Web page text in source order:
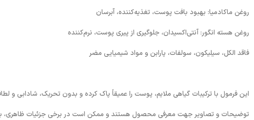
روغن ماکادمیا: بهبود بافت پوست، تغذیه‌کننده، آبرسان
روغن هسته انگور: آنتی‌اکسیدان، جلوگیری از پیری پوست، نرم‌کننده
فاقد الکل، سیلیکون، سولفات، پارابن و مواد شیمیایی مضر
این فرمول با ترکیبات گیاهی ملایم، پوست را عمیقاً پاک کرده و بدون تحریک، شادابی و
توضیحات و تصاویر جهت معرفی محصول هستند و ممکن است در برخی جزئیات ظاهری،